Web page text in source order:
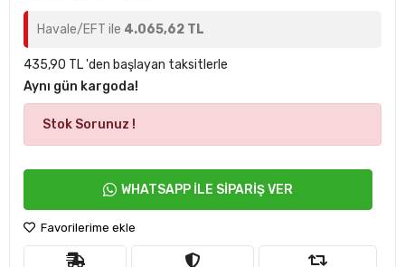
Havale/EFT ile 4.065,62 TL
435,90 TL 'den başlayan taksitlerle
Aynı gün kargoda!
Stok Sorunuz !
WHATSAPP İLE SİPARİŞ VER
Favorilerime ekle